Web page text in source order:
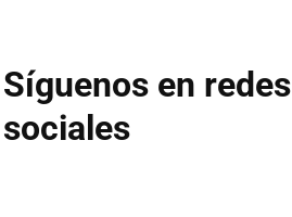
Síguenos en redes
sociales